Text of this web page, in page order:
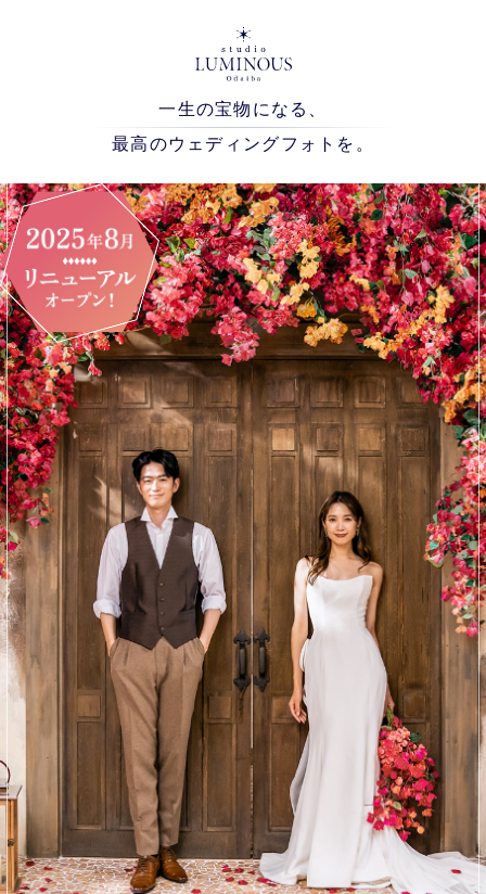
一生の宝物になる、
最高のウェディングフォトを。